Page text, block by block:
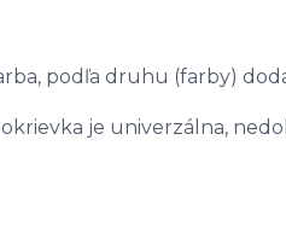
podľa druhu (farby)
je univerzálna,